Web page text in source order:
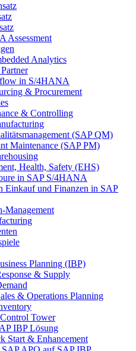
Assessment
Analytics
in S/4HANA
& Procurement
& Controlling
(SAP QM)
Maintenance (SAP PM)
Health, Safety (EHS)
in SAP S/4HANA
Einkauf und Finanzen in SAP
Management
Planning (IBP)
& Supply
& Operations Planning
Tower
IBP Lösung
Start & Enhancement